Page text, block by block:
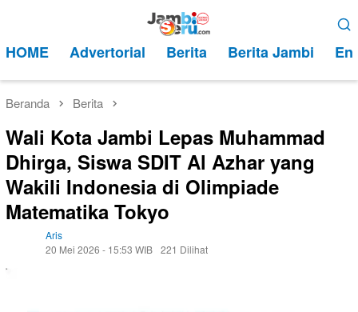
kontenMobile
HOME Advertorial Berita Berita Jambi
Beranda Berita
Wali Kota Jambi Lepas Muhammad
Dhirga, Siswa SDIT Al Azhar yang
Wakili Indonesia di Olimpiade
Matematika Tokyo
Aris
20 Mei 2026 - 15:53 WIB 221 Dilihat